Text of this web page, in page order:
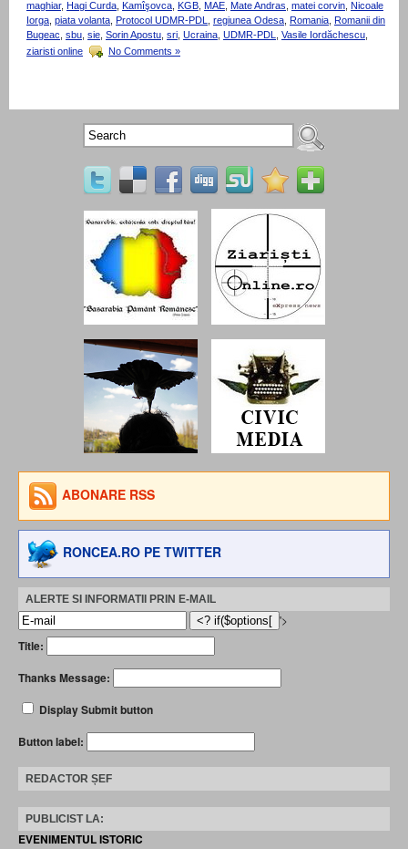
maghiar, Hagi Curda, Kamîşovca, KGB, MAE, Mate Andras, matei corvin, Nicoale
Iorga, piata volanta, Protocol UDMR-PDL, regiunea Odesa, Romania, Romanii din
Bugeac, sbu, sie, Sorin Apostu, sri, Ucraina, UDMR-PDL, Vasile Iordăchescu,
ziaristi online
No Comments »
ABONARE RSS
RONCEA.RO PE TWITTER
ALERTE SI INFORMATII PRIN E-MAIL
'>
Title:
Thanks Message:
Display Submit button
Button label:
REDACTOR ȘEF
PUBLICIST LA:
EVENIMENTUL ISTORIC